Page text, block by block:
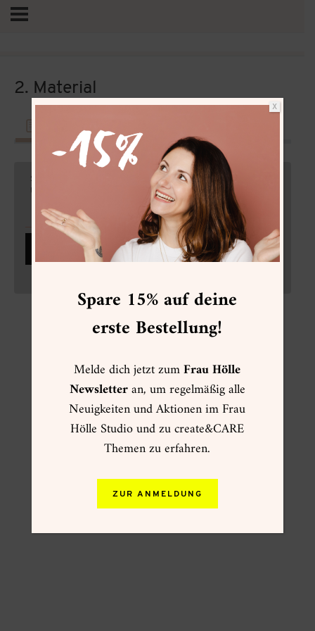
2. Material
Sie sehen gerade einen Platzhalterinhalt von Standard
Um auf den eigentlichen Inhalt zuzugreifen, klicken Sie
auf den Button unten. Bitte beachten Sie, dass dabei
Daten an Drittanbieter weitergegeben werden.
Inhalt entsperren
Vertrag widerrufen
Spare 15% auf deine
erste Bestellung!
Melde dich jetzt zumFrau Hölle
Newsletteran, um regelmäßig alle
Neuigkeiten und Aktionen im Frau
Hölle Studio und zu create&CARE
Themen zu erfahren.
ZUR ANMELDUNG
X